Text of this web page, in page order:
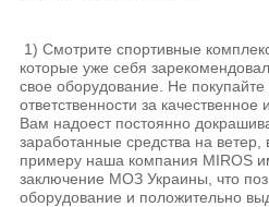
1) Смотрите спортивные
которые уже себя
свое оборудование. Не
ответственности за
Вам надоест постоянно
заработанные средства на ветер,
примеру наша компания MIROS
заключение МОЗ Украины, что
оборудование и положительно